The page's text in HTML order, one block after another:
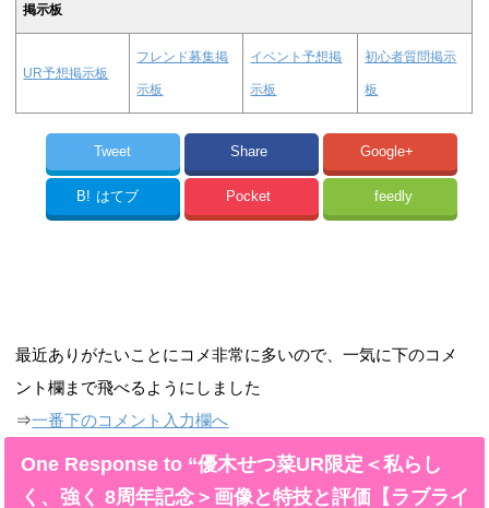
掲示板
UR予想掲示板
フレンド募集掲
示板
イベント予想掲
示板
初心者質問掲示
板
Tweet Share Google+
B! はてブ Pocket feedly
最近ありがたいことにコメ非常に多いので、一気に下のコメ
ント欄まで飛べるようにしました
⇒一番下のコメント入力欄へ
One Response to “優木せつ菜UR限定＜私らし
く、強く 8周年記念＞画像と特技と評価【ラブライ